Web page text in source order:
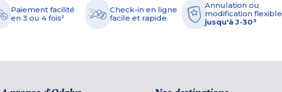
Paiement facilité
en 3 ou 4 fois²
Check-in en ligne
facile et rapide
Annulation ou
modification flexible
jusqu'à J-30³